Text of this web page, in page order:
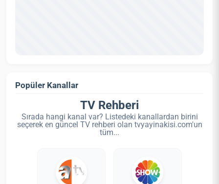
Popüler Kanallar
TV Rehberi
Sırada hangi kanal var? Listedeki kanallardan birini
seçerek en güncel TV rehberi olan tvyayinakisi.com'un
tüm...